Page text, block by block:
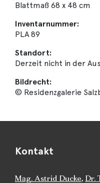
Blattmaß 68 x 48 cm
Inventarnummer:
PLA 89
Standort:
Derzeit nicht in der
Bildrecht:
© Residenzgalerie
Kontakt
Mag. Astrid Ducke, Dr.